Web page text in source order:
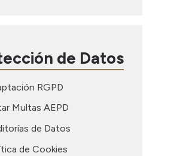
de Datos
RGPD
Multas AEPD
de Datos
de Cookies